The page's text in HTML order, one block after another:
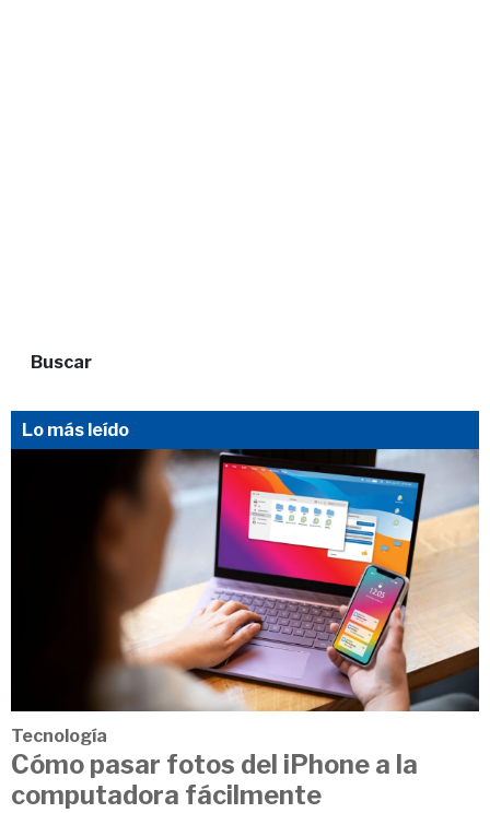
Buscar
Lo más leído
Tecnología
Cómo pasar fotos del iPhone a la
computadora fácilmente